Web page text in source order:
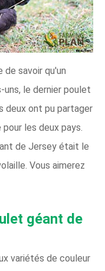
de savoir qu'un
uns, le dernier poulet
deux ont pu partager
les deux pays.
de Jersey était le
Vous aimerez
géant de
variétés de couleur